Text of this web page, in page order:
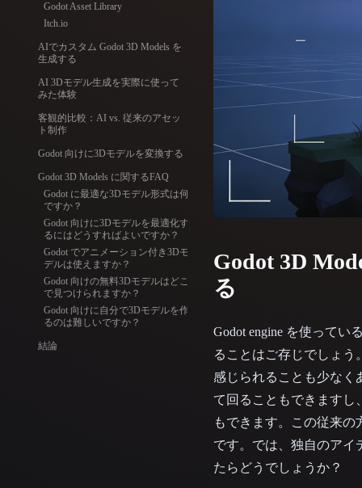
スタイル
Abstract
Hand-Painted Industrial
Organic Pixel
Godot Asset Library
Itch.io
AIでカスタム Godot 3D Models を
生成する
AI 3Dモデル生成を実際に使って
みた体験
客観的比較：AI vs. 従来のアセッ
ト制作
Godot 向けに3Dモデルを変換する
Godot 3D Models に関するFAQ
Godot に最適な3Dモデル形式は何
ですか？
Godot 向けに3Dモデルを最適化す
るにはどうすればよいですか？
Godot でアニメーション付き3Dモ
デルは使えますか？
Godot 向けの無料3Dモデルはどこ
で見つけられますか？
Godot 向けに自分で3Dモデルを作
るのは難しいですか？
結論
Godot 3D
る
Godot engine を使って
ることはご存じでしょ
感じられることも少なく
て回ることもできますし
もできます。この従来
です。では、独自のアイ
たらどうでしょうか？